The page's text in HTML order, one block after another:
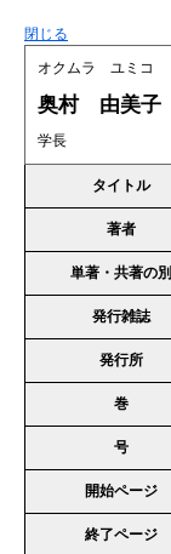
閉じる
オクムラ ユミコ
奥村 由美子
学長
タイトル
著者
単著・共著の別
発行雑誌
発行所
巻
号
開始ページ
終了ページ